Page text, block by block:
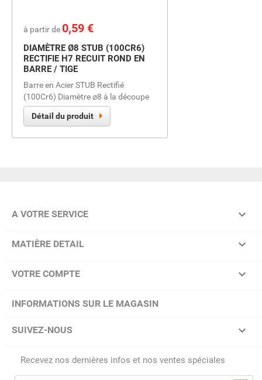
à partir de Prix
0,59 €
DIAMÈTRE Ø8 STUB (100CR6)
RECTIFIE H7 RECUIT ROND EN
BARRE / TIGE
Barre en Acier STUB Rectifié
(100Cr6) Diamètre ⌀8 à la découpe
Détail du produit
A VOTRE SERVICE 
MATIÈRE DETAIL 
VOTRE COMPTE 
INFORMATIONS SUR LE MAGASIN
SUIVEZ-NOUS 
Recevez nos dernières infos et nos ventes spéciales